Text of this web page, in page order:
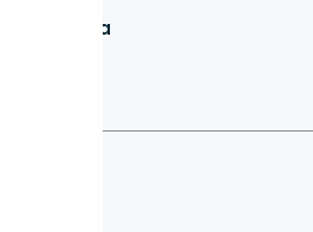
Thema